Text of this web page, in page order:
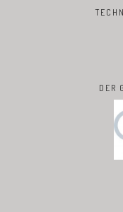
DER